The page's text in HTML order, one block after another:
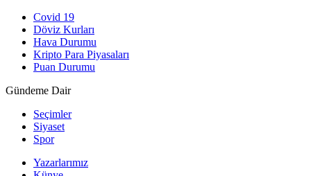
Covid 19
Döviz Kurları
Hava Durumu
Kripto Para Piyasaları
Puan Durumu
Gündeme Dair
Seçimler
Siyaset
Spor
Yazarlarımız